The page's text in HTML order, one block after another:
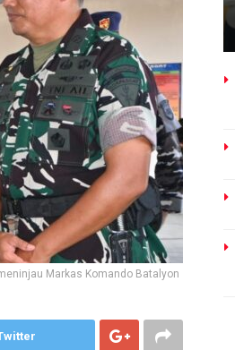
Markas Komando Batalyon